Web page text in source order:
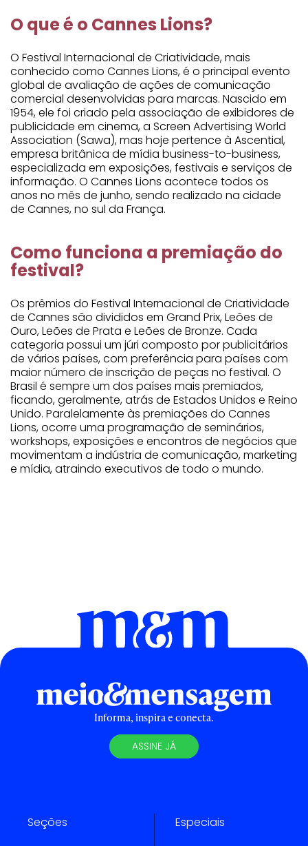
O que é o Cannes Lions?
O Festival Internacional de Criatividade, mais
conhecido como Cannes Lions, é o principal evento
global de avaliação de ações de comunicação
comercial desenvolvidas para marcas. Nascido em
1954, ele foi criado pela associação de exibidores de
publicidade em cinema, a Screen Advertising World
Association (Sawa), mas hoje pertence à Ascential,
empresa britânica de mídia business-to-business,
especializada em exposições, festivais e serviços de
informação. O Cannes Lions acontece todos os
anos no mês de junho, sendo realizado na cidade
de Cannes, no sul da França.
Como funciona a premiação do
festival?
Os prêmios do Festival Internacional de Criatividade
de Cannes são divididos em Grand Prix, Leões de
Ouro, Leões de Prata e Leões de Bronze. Cada
categoria possui um júri composto por publicitários
de vários países, com preferência para países com
maior número de inscrição de peças no festival. O
Brasil é sempre um dos países mais premiados,
ficando, geralmente, atrás de Estados Unidos e Reino
Unido. Paralelamente às premiações do Cannes
Lions, ocorre uma programação de seminários,
workshops, exposições e encontros de negócios que
movimentam a indústria de comunicação, marketing
e mídia, atraindo executivos de todo o mundo.
Informa, inspira e conecta.
ASSINE JÁ
Seções Especiais